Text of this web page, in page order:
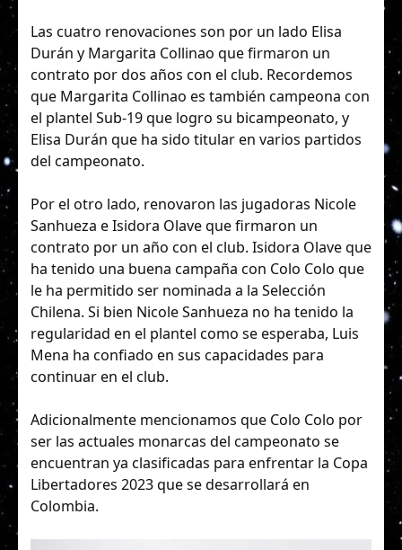
Las cuatro renovaciones son por un lado Elisa
Durán y Margarita Collinao que firmaron un
contrato por dos años con el club. Recordemos
que Margarita Collinao es también campeona con
el plantel Sub-19 que logro su bicampeonato, y
Elisa Durán que ha sido titular en varios partidos
del campeonato.
Por el otro lado, renovaron las jugadoras Nicole
Sanhueza e Isidora Olave que firmaron un
contrato por un año con el club. Isidora Olave que
ha tenido una buena campaña con Colo Colo que
le ha permitido ser nominada a la Selección
Chilena. Si bien Nicole Sanhueza no ha tenido la
regularidad en el plantel como se esperaba, Luis
Mena ha confiado en sus capacidades para
continuar en el club.
Adicionalmente mencionamos que Colo Colo por
ser las actuales monarcas del campeonato se
encuentran ya clasificadas para enfrentar la Copa
Libertadores 2023 que se desarrollará en
Colombia.